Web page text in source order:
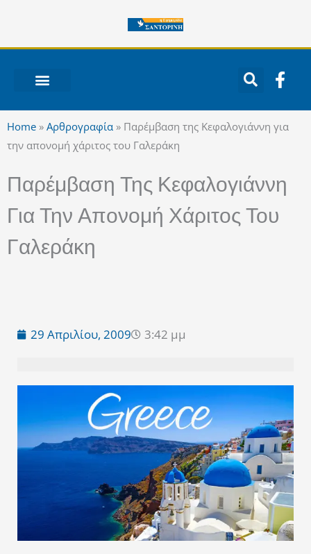
περιεχόμενο
F
a
e
b
k
-
Home » Αρθρογραφία » Παρέμβαση της Κεφαλογιάννη για
την απονομή χάριτος του Γαλεράκη
Παρέμβαση Της Κεφαλογιάννη
Για Την Απονομή Χάριτος Του
Γαλεράκη
29 Απριλίου, 2009 3:42 μμ